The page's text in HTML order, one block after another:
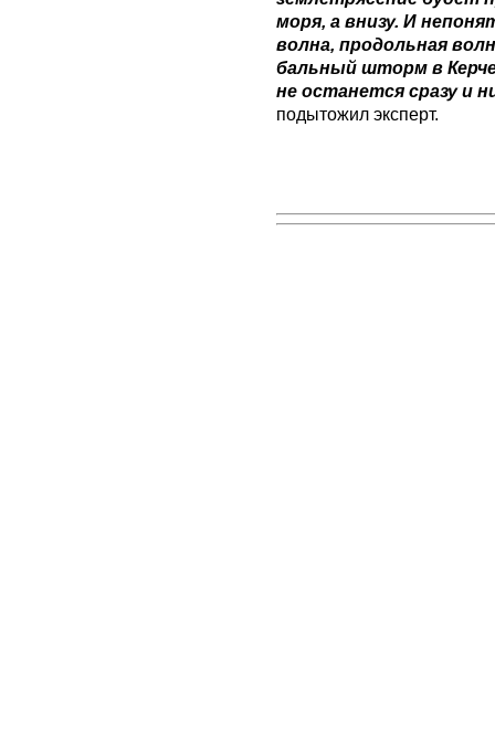
моря, а внизу. И
волна, продольная
бальный шторм в
не останется сразу и
подытожил эксперт.